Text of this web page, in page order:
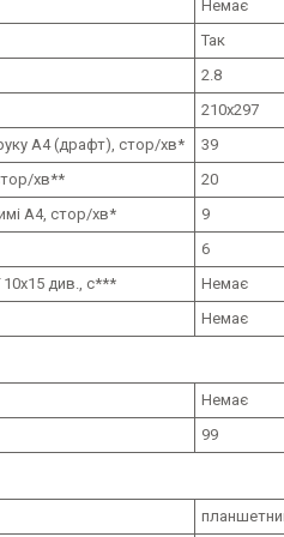
Немає
Так
2.8
210x297
A4 (драфт), стор/хв*
39
хв**
20
A4, стор/хв*
9
6
10x15 див., с***
Немає
Немає
Немає
99